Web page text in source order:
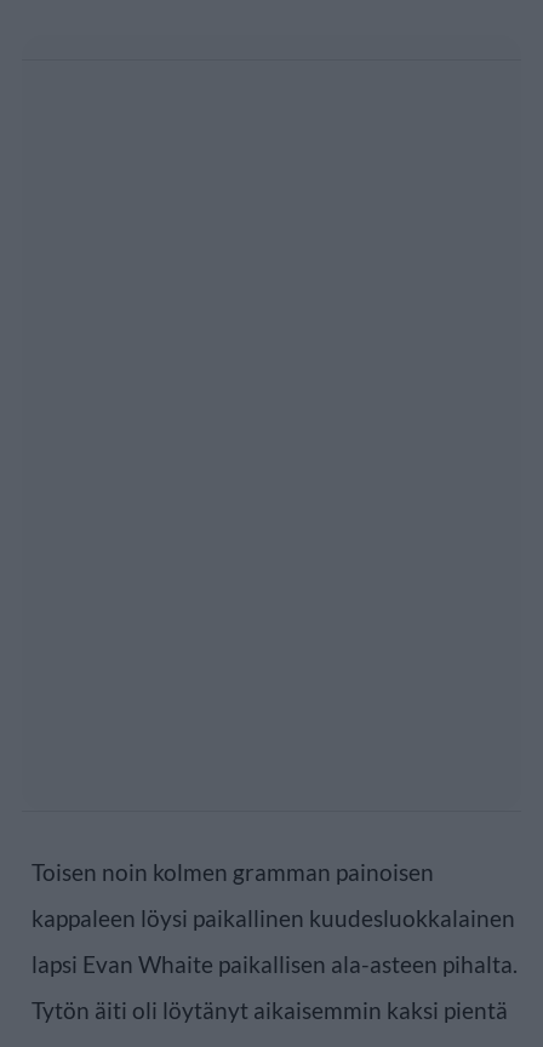
Toisen noin kolmen gramman painoisen
kappaleen löysi paikallinen kuudesluokkalainen
lapsi Evan Whaite paikallisen ala-asteen pihalta.
Tytön äiti oli löytänyt aikaisemmin kaksi pientä